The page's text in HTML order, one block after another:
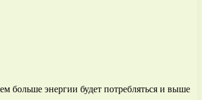
больше энергии будет потребляться и выше